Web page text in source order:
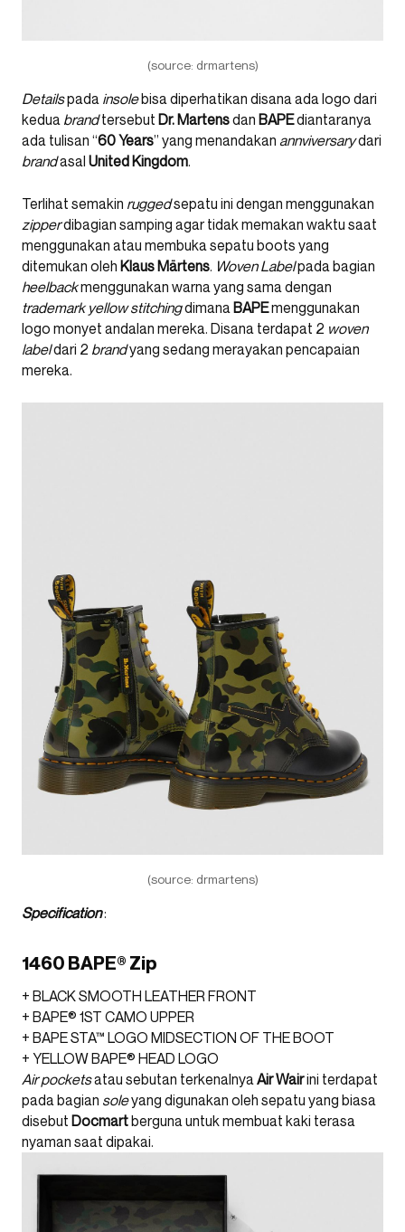
(source: drmartens)
Detailspada insolebisa diperhatikan disana ada logo dari
kedua brandtersebut Dr. Martensdan BAPEdiantaranya
ada tulisan “60 Years” yang menandakan annviversarydari
brandasal United Kingdom.
Terlihat semakin ruggedsepatu ini dengan menggunakan
zipperdibagian samping agar tidak memakan waktu saat
menggunakan atau membuka sepatu boots yang
ditemukan oleh Klaus Märtens. Woven Labelpada bagian
heelbackmenggunakan warna yang sama dengan
trademark yellow stitchingdimana BAPEmenggunakan
logo monyet andalan mereka. Disana terdapat 2 woven
labeldari 2 brandyang sedang merayakan pencapaian
mereka.
(source: drmartens)
Specification:
1460 BAPE® Zip
+ BLACK SMOOTH LEATHER FRONT
+ BAPE® 1ST CAMO UPPER
+ BAPE STA™ LOGO MIDSECTION OF THE BOOT
+ YELLOW BAPE® HEAD LOGO
Air pocketsatau sebutan terkenalnyaAir Wairini terdapat
pada bagian soleyang digunakan oleh sepatu yang biasa
disebut Docmartberguna untuk membuat kaki terasa
nyaman saat dipakai.